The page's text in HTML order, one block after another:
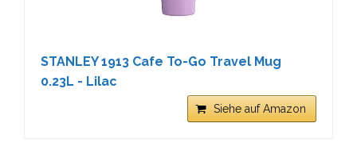
STANLEY 1913 Cafe To-Go Travel Mug
0.23L - Lilac
Siehe auf Amazon